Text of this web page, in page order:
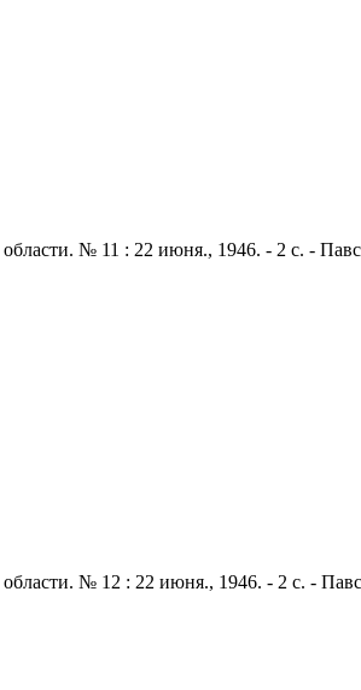
№ 11 : 22 июня., 1946. - 2 с. -
№ 12 : 22 июня., 1946. - 2 с. -